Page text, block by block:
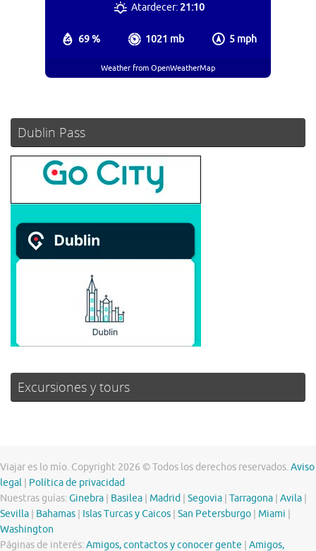
69 % 1021 mb 5 mph
Atardecer:21:10
Weather from OpenWeatherMap
Dublin Pass
Excursiones y tours
Viajar es lo mío. Copyright 2026 © Todos los derechos reservados.Aviso
legal
Política de privacidad
Nuestras guías:Ginebra Basilea Madrid Segovia Tarragona Avila
Sevilla
Bahamas Islas Turcas y Caicos San Petersburgo Miami
Washington
Páginas de interés:Amigos, contactos y conocer gente Amigos,